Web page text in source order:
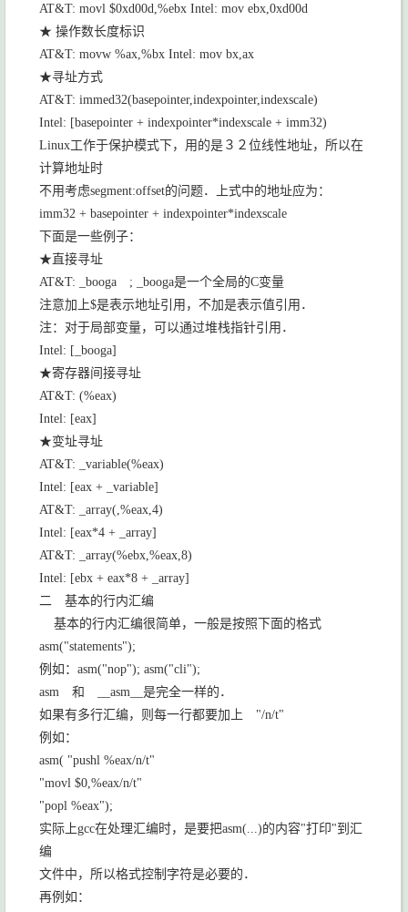
AT&T: movl $0xd00d,%ebx Intel: mov ebx,0xd00d
★ 操作数长度标识
AT&T: movw %ax,%bx Intel: mov bx,ax
★寻址方式
AT&T: immed32(basepointer,indexpointer,indexscale)
Intel: [basepointer + indexpointer*indexscale + imm32)
Linux工作于保护模式下，用的是３２位线性地址，所以在
计算地址时
不用考虑segment:offset的问题．上式中的地址应为：
imm32 + basepointer + indexpointer*indexscale
下面是一些例子：
★直接寻址
AT&T: _booga
; _booga是一个全局的C变量
注意加上$是表示地址引用，不加是表示值引用．
注：对于局部变量，可以通过堆栈指针引用．
Intel: [_booga]
★寄存器间接寻址
AT&T: (%eax)
Intel: [eax]
★变址寻址
AT&T: _variable(%eax)
Intel: [eax + _variable]
AT&T: _array(,%eax,4)
Intel: [eax*4 + _array]
AT&T: _array(%ebx,%eax,8)
Intel: [ebx + eax*8 + _array]
二 基本的行内汇编
基本的行内汇编很简单，一般是按照下面的格式
asm("statements");
例如： asm("nop"); asm("cli");
asm 和 __asm__ 是完全一样的．
如果有多行汇编，则每一行都要加上 "/n/t"
例如：
asm( "pushl %eax/n/t"
"movl $0,%eax/n/t"
"popl %eax");
实际上gcc在处理汇编时，是要把asm(...)的内容"打印"到汇
编
文件中，所以格式控制字符是必要的．
再例如：